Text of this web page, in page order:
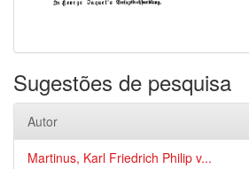
Sugestões de pesquisa
Autor
Martinus, Karl Friedrich Philip v...